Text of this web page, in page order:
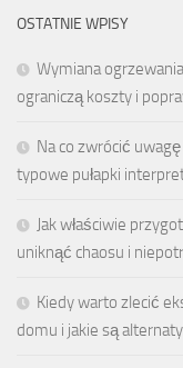
OSTATNIE WPISY
Wymiana
ograniczą koszty i
Na co zwrócić
typowe pułapki
Jak właściwie
uniknąć chaosu i
Kiedy warto zlecić
domu i jakie są